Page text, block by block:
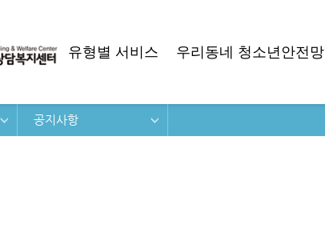
유형별 서비스 우리동네 청소년안전망
공지사항